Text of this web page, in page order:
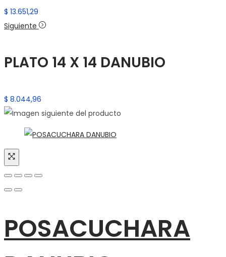
$ 13.651,29
Siguiente
PLATO 14 X 14 DANUBIO
$ 8.044,96
POSACUCHARA